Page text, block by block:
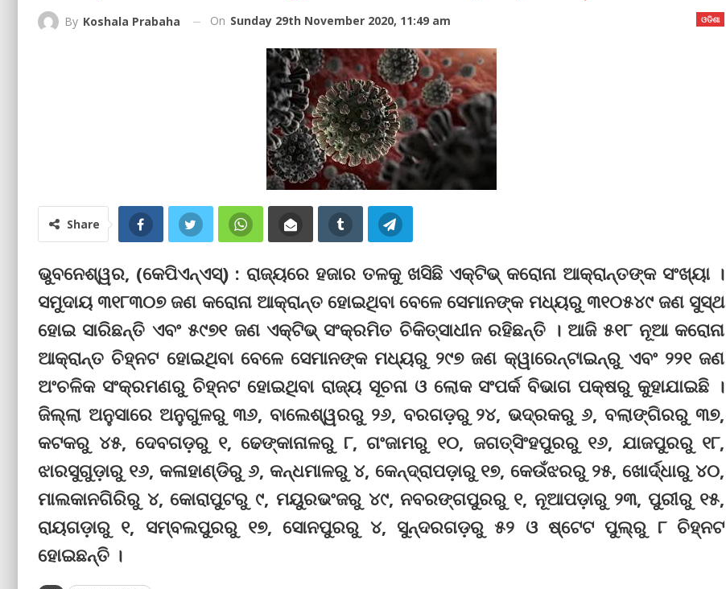
ଓଡିଶା
By Koshala Prabaha On Sunday 29th November 2020, 11:49 am
Share
ଭୁବନେଶ୍ୱର, (କେପିଏନ୍‌ଏସ୍‌) : ରାଜ୍ୟରେ ହଜାର ତଳକୁ ଖସିଛି ଏକ୍‌ଟିଭ୍‌ କରୋନା ଆକ୍ରାନ୍ତଙ୍କ ସଂଖ୍ୟା ।
ସମୁଦାୟ ୩୧୮୩୦୭ ଜଣ କରୋନା ଆକ୍ରାନ୍ତ ହୋଇଥିବା ବେଳେ ସେମାନଙ୍କ ମଧ୍ୟରୁ ୩୧୦୫୪୯ ଜଣ ସୁସ୍ଥ
ହୋଇ ସାରିଛନ୍ତି ଏବଂ ୫୯୭୧ ଜଣ ଏକ୍‌ଟିଭ୍‌ ସଂକ୍ରମିତ ଚିକିତ୍ସାଧୀନ ରହିଛନ୍ତି । ଆଜି ୫୧୮ ନୂଆ କରୋନା
ଆକ୍ରାନ୍ତ ଚିହ୍ନଟ ହୋଇଥିବା ବେଳେ ସେମାନଙ୍କ ମଧ୍ୟରୁ ୨୯୭ ଜଣ କ୍ୱାରେନ୍‌ଟାଇନ୍‌ରୁ ଏବଂ ୨୨୧ ଜଣ
ଅଂଚଳିକ ସଂକ୍ରମଣରୁ ଚିହ୍ନଟ ହୋଇଥିବା ରାଜ୍ୟ ସୂଚନା ଓ ଲୋକ ସଂପର୍କ ବିଭାଗ ପକ୍ଷରୁ କୁହାଯାଇଛି ।
ଜିଲ୍ଲା ଅନୁସାରେ ଅନୁଗୁଳରୁ ୩୬, ବାଲେଶ୍ୱରରୁ ୨୬, ବରଗଡ଼ରୁ ୨୪, ଭଦ୍ରକରୁ ୬, ବଲାଙ୍ଗିରରୁ ୩୭,
କଟକରୁ ୪୫, ଦେବଗଡ଼ରୁ ୧, ଢେଙ୍କାନାଳରୁ ୮, ଗଂଜାମରୁ ୧୦, ଜଗତ୍‌ସିଂହପୁରରୁ ୧୬, ଯାଜପୁରରୁ ୧୮,
ଝାରସୁଗୁଡ଼ାରୁ ୧୬, କଳାହାଣ୍ଡିରୁ ୬, କନ୍ଧମାଳରୁ ୪, କେନ୍ଦ୍ରାପଡ଼ାରୁ ୧୭, କେଉଁଝରରୁ ୨୫, ଖୋର୍ଦ୍ଧାରୁ ୪୦,
ମାଲକାନଗିରିରୁ ୪, କୋରାପୁଟରୁ ୯, ମୟୁରଭଂଜରୁ ୪୯, ନବରଙ୍ଗପୁରରୁ ୧, ନୂଆପଡ଼ାରୁ ୨୩, ପୁରୀରୁ ୧୫,
ରାୟଗଡ଼ାରୁ ୧, ସମ୍ବଲପୁରରୁ ୧୭, ସୋନପୁରରୁ ୪, ସୁନ୍ଦରଗଡ଼ରୁ ୫୨ ଓ ଷ୍ଟେଟ ପୁଲ୍‌ରୁ ୮ ଚିହ୍ନଟ
ହୋଇଛନ୍ତି ।